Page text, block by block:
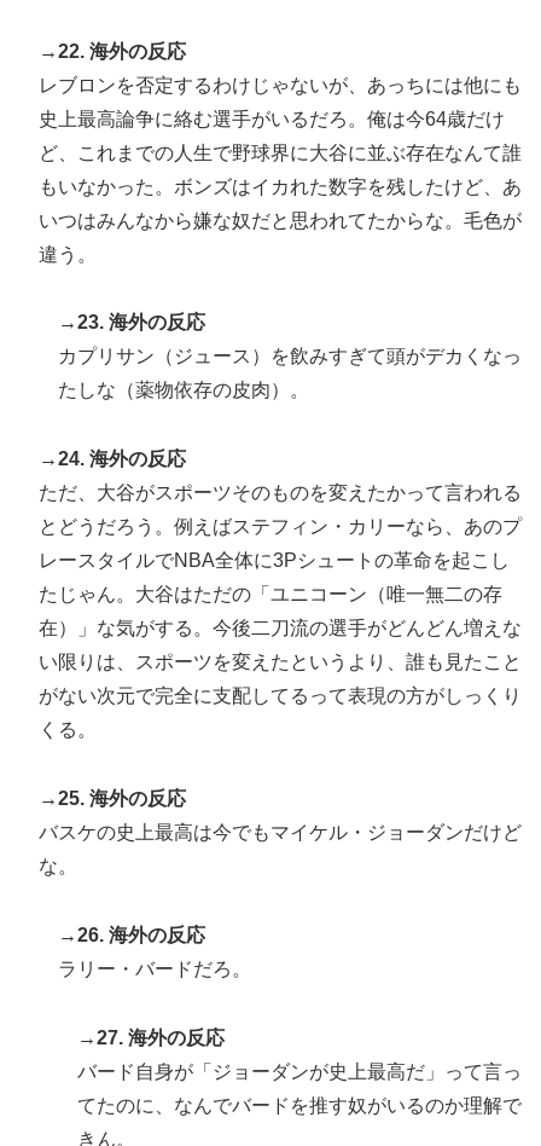
→22. 海外の反応
レブロンを否定するわけじゃないが、あっちには他にも
史上最高論争に絡む選手がいるだろ。俺は今64歳だけ
ど、これまでの人生で野球界に大谷に並ぶ存在なんて誰
もいなかった。ボンズはイカれた数字を残したけど、あ
いつはみんなから嫌な奴だと思われてたからな。毛色が
違う。
→23. 海外の反応
カプリサン（ジュース）を飲みすぎて頭がデカくなっ
たしな（薬物依存の皮肉）。
→24. 海外の反応
ただ、大谷がスポーツそのものを変えたかって言われる
とどうだろう。例えばステフィン・カリーなら、あのプ
レースタイルでNBA全体に3Pシュートの革命を起こし
たじゃん。大谷はただの「ユニコーン（唯一無二の存
在）」な気がする。今後二刀流の選手がどんどん増えな
い限りは、スポーツを変えたというより、誰も見たこと
がない次元で完全に支配してるって表現の方がしっくり
くる。
→25. 海外の反応
バスケの史上最高は今でもマイケル・ジョーダンだけど
な。
→26. 海外の反応
ラリー・バードだろ。
→27. 海外の反応
バード自身が「ジョーダンが史上最高だ」って言っ
てたのに、なんでバードを推す奴がいるのか理解で
きん。